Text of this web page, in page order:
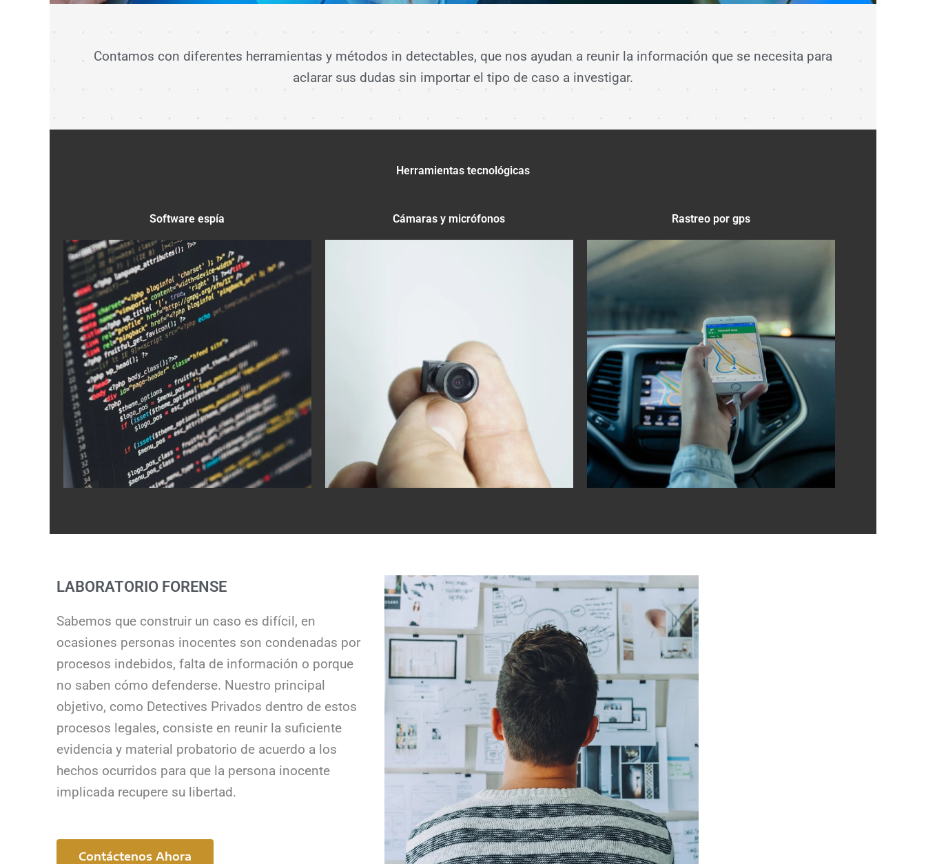
Contamos con diferentes herramientas y métodos in detectables, que nos ayudan a reunir la información que se necesita para
aclarar sus dudas sin importar el tipo de caso a investigar.
Herramientas tecnológicas
Software espía Cámaras y micrófonos Rastreo por gps
LABORATORIO FORENSE
Sabemos que construir un caso es difícil, en
ocasiones personas inocentes son condenadas por
procesos indebidos, falta de información o porque
no saben cómo defenderse. Nuestro principal
objetivo, como Detectives Privados dentro de estos
procesos legales, consiste en reunir la suficiente
evidencia y material probatorio de acuerdo a los
hechos ocurridos para que la persona inocente
implicada recupere su libertad.
Contáctenos Ahora